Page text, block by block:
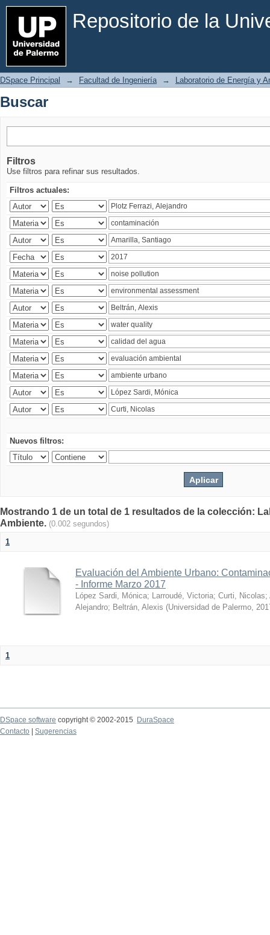
Repositorio de la
Buscar
DSpace Principal → Facultad de Ingeniería → Laboratorio de Energía y
Buscar
Filtros
Use filtros para refinar sus resultados.
Filtros actuales:
Nuevos filtros:
Mostrando 1 de un total de 1 resultados de la colección:
Ambiente. (0.002 segundos)
1
Evaluación del Ambiente Urbano:
- Informe Marzo 2017
López Sardi, Mónica; Larroudé, Victoria; Curti, Nicolas;
Alejandro; Beltrán, Alexis (Universidad de Palermo,
1
DSpace software copyright © 2002-2015
DuraSpace
Contacto
Sugerencias